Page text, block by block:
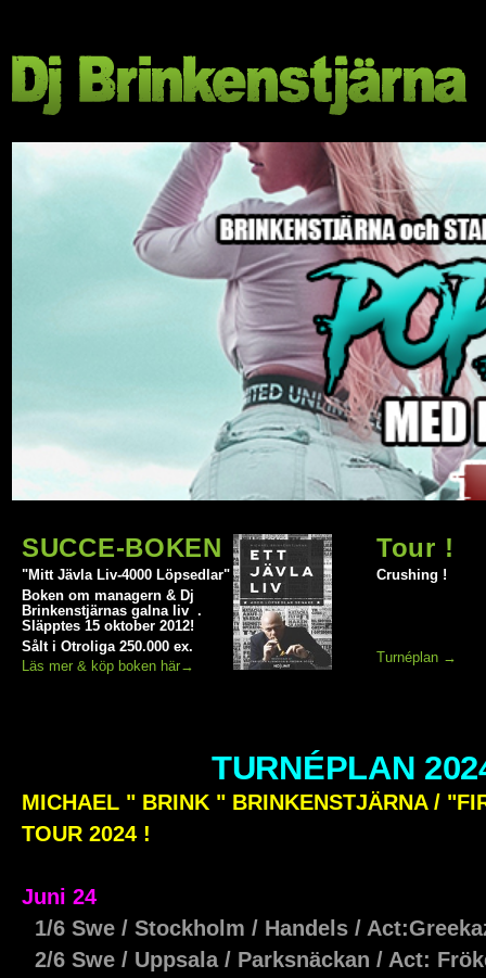
SUCCE-BOKEN
"Mitt Jävla Liv-4000 Löpsedlar"
Boken om managern & Dj
Brinkenstjärnas galna liv .
Släpptes 15 oktober 2012!
Sålt i Otroliga 250.000 ex.
Läs mer & köp boken här→
Tour !
Crushing !
Turnéplan →
TURNÉPLAN
MICHAEL " BRINK " BRINKENSTJÄRNA /
TOUR 2024 !
Juni 24
1/6 Swe / Stockholm / Handels /
2/6 Swe / Uppsala / Parksnäckan / Act: